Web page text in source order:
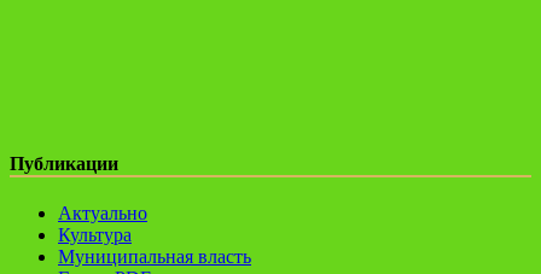
Публикации
Актуально
Культура
Муниципальная власть